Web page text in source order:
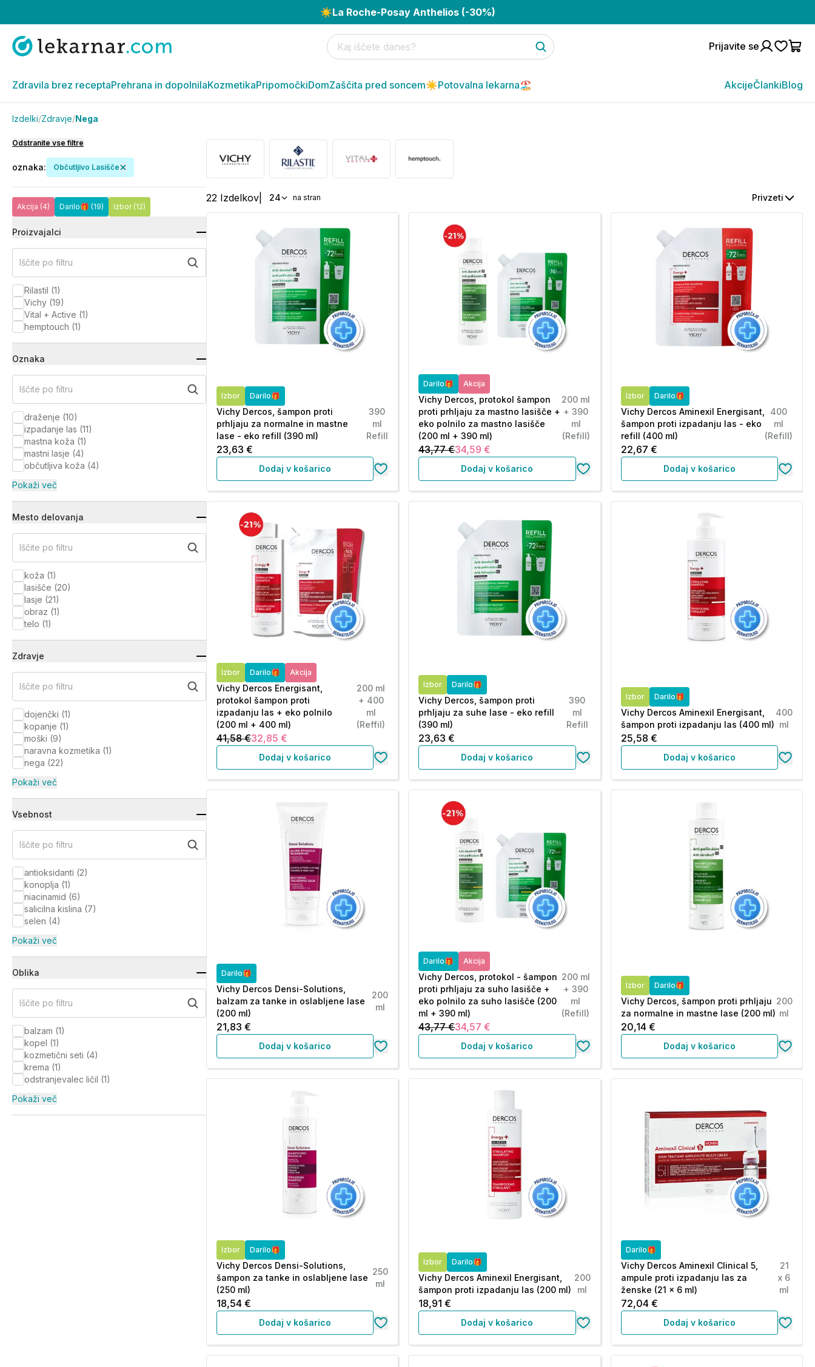
☀️La Roche-Posay Anthelios (-30%)
Prijavite se
Zdravila brez receptaPrehrana in dopolnilaKozmetikaPripomočkiDomZaščita pred soncem☀️Potovalna lekarna🏖️ AkcijeČlankiBlog
Izdelki/Zdravje/Nega
Odstranite vse filtre
oznaka: Občutljivo Lasišče
Akcija (4) Darilo🎁 (19) Izbor (12)
Proizvajalci
Iščite po filtru
Rilastil (1)
Vichy (19)
Vital + Active (1)
hemptouch (1)
Oznaka
Iščite po filtru
draženje (10)
izpadanje las (11)
mastna koža (1)
mastni lasje (4)
občutljiva koža (4)
Pokaži več
Mesto delovanja
Iščite po filtru
koža (1)
lasišče (20)
lasje (21)
obraz (1)
telo (1)
Zdravje
Iščite po filtru
dojenčki (1)
kopanje (1)
moški (9)
naravna kozmetika (1)
nega (22)
Pokaži več
Vsebnost
Iščite po filtru
antioksidanti (2)
konoplja (1)
niacinamid (6)
salicilna kislina (7)
selen (4)
Pokaži več
Oblika
Iščite po filtru
balzam (1)
kopel (1)
kozmetični seti (4)
krema (1)
odstranjevalec ličil (1)
Pokaži več
22 Izdelkov 24 na stran Privzeti
Izbor Darilo🎁
Vichy Dercos, šampon proti
prhljaju za normalne in mastne
lase - eko refill (390 ml)
390
ml
Refill
23,63 €
Dodaj v košarico
Darilo🎁 Akcija
Vichy Dercos, protokol šampon
proti prhljaju za mastno lasišče +
eko polnilo za mastno lasišče
(200 ml + 390 ml)
200 ml
+ 390
ml
(Refill)
43,77 €34,59 €
Dodaj v košarico
Izbor Darilo🎁
Vichy Dercos Aminexil Energisant,
šampon proti izpadanju las - eko
refill (400 ml)
400
ml
(Refill)
22,67 €
Dodaj v košarico
Izbor Darilo🎁 Akcija
Vichy Dercos Energisant,
protokol šampon proti
izpadanju las + eko polnilo
(200 ml + 400 ml)
200 ml
+ 400
ml
(Reffil)
41,58 €32,85 €
Dodaj v košarico
Izbor Darilo🎁
Vichy Dercos, šampon proti
prhljaju za suhe lase - eko refill
(390 ml)
390
ml
Refill
23,63 €
Dodaj v košarico
Izbor Darilo🎁
Vichy Dercos Aminexil Energisant,
šampon proti izpadanju las (400 ml)
400
ml
25,58 €
Dodaj v košarico
Darilo🎁
Vichy Dercos Densi-Solutions,
balzam za tanke in oslabljene lase
(200 ml)
200
ml
21,83 €
Dodaj v košarico
Darilo🎁 Akcija
Vichy Dercos, protokol - šampon
proti prhljaju za suho lasišče +
eko polnilo za suho lasišče (200
ml + 390 ml)
200 ml
+ 390
ml
(Refill)
43,77 €34,57 €
Dodaj v košarico
Izbor Darilo🎁
Vichy Dercos, šampon proti prhljaju
za normalne in mastne lase (200 ml)
200
ml
20,14 €
Dodaj v košarico
Izbor Darilo🎁
Vichy Dercos Densi-Solutions,
šampon za tanke in oslabljene lase
(250 ml)
250
ml
18,54 €
Dodaj v košarico
Izbor Darilo🎁
Vichy Dercos Aminexil Energisant,
šampon proti izpadanju las (200 ml)
200
ml
18,91 €
Dodaj v košarico
Darilo🎁
Vichy Dercos Aminexil Clinical 5,
ampule proti izpadanju las za
ženske (21 x 6 ml)
21
x 6
ml
72,04 €
Dodaj v košarico